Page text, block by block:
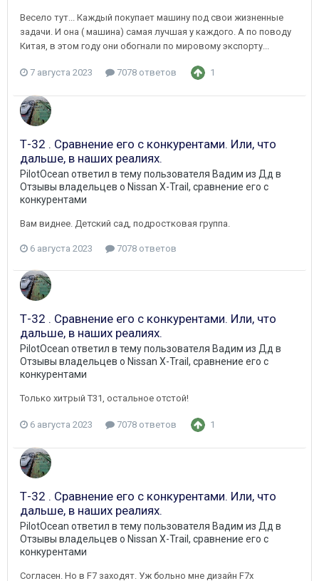
Весело тут... Каждый покупает машину под свои жизненные
задачи. И она ( машина) самая лучшая у каждого. А по поводу
Китая, в этом году они обогнали по мировому экспорту...
7 августа 2023 7078 ответов 1
Т-32 . Сравнение его с конкурентами. Или, что
дальше, в наших реалиях.
PilotOcean ответил в тему пользователя Вадим из Дд в
Отзывы владельцев о Nissan X-Trail, сравнение его с
конкурентами
Вам виднее. Детский сад, подростковая группа.
6 августа 2023 7078 ответов
Т-32 . Сравнение его с конкурентами. Или, что
дальше, в наших реалиях.
PilotOcean ответил в тему пользователя Вадим из Дд в
Отзывы владельцев о Nissan X-Trail, сравнение его с
конкурентами
Только хитрый Т31, остальное отстой!
6 августа 2023 7078 ответов 1
Т-32 . Сравнение его с конкурентами. Или, что
дальше, в наших реалиях.
PilotOcean ответил в тему пользователя Вадим из Дд в
Отзывы владельцев о Nissan X-Trail, сравнение его с
конкурентами
Согласен. Но в F7 заходят. Уж больно мне дизайн F7x